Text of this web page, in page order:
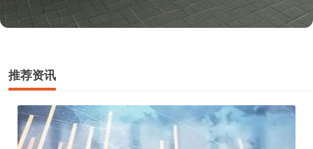
推荐资讯